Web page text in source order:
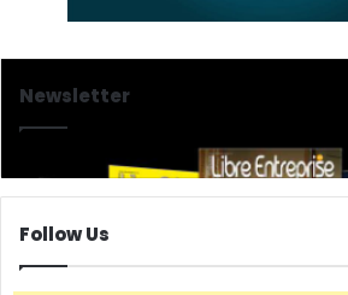
Newsletter
Follow Us